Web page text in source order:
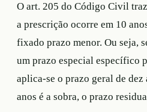
O art. 205 do Código Civil
a prescrição ocorre em 10
fixado prazo menor. Ou seja,
um prazo especial específico
aplica-se o prazo geral de
anos é a sobra, o prazo